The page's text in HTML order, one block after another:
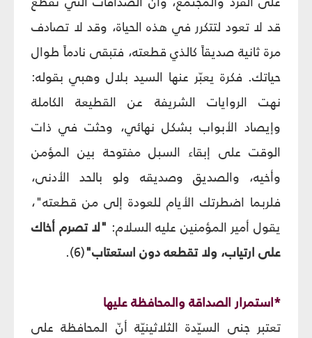
قد لا تعود لتتكرر في هذه الحياة، وقد لا تصادف
مرة ثانية صديقاً كالذي قطعته، فتبقى نادماً طوال
حياتك. فكرة يعبّر عنها السيد بلال وهبي بقوله:
نهت الروايات الشريفة عن القطيعة الكاملة
وإيصاد الأبواب بشكل نهائي، وحثت في ذات
الوقت على إبقاء السبل مفتوحة بين المؤمن
وأخيه، والصديق وصديقه ولو بالحد الأدنى،
فلربما اضطرتك الأيام للعودة إلى من قطعته"،
يقول أمير المؤمنين عليه السلام: "لا تصرم أخاك
على ارتياب، ولا تقطعه دون استعتاب"(6).
*استمرار الصداقة والمحافظة عليها
تعتبر جنى السيّدة الثلاثينيّة أنّ المحافظة على